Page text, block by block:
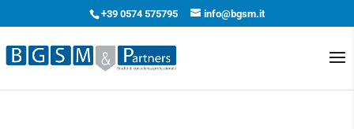
+39 0574 575795 info@bgsm.it